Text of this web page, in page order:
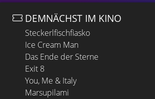
DEMNÄCHST IM KINO
Steckerlfischfiasko
Ice Cream Man
Das Ende der Sterne
Exit 8
You, Me & Italy
Marsupilami